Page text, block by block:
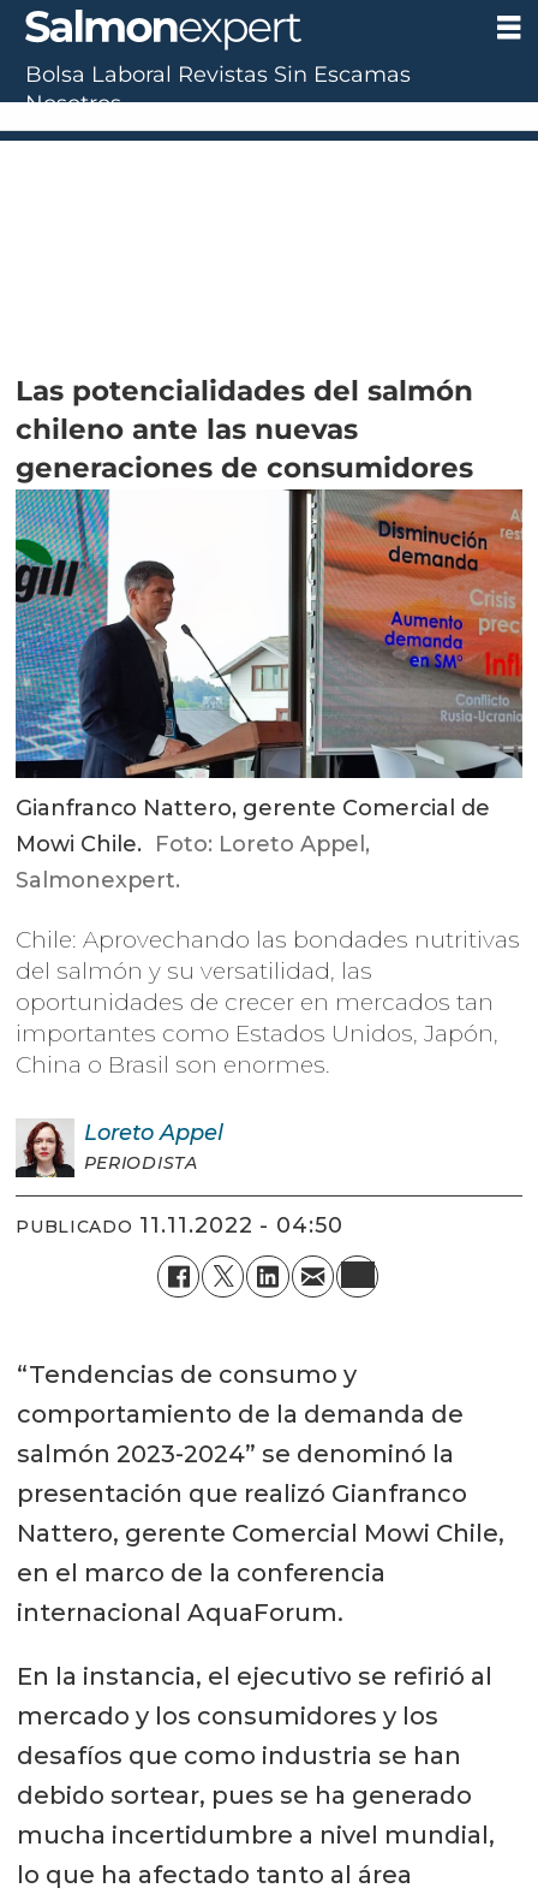
Las potencialidades del salmón
chileno ante las nuevas
generaciones de consumidores
Gianfranco Nattero, gerente Comercial de
Mowi Chile. Foto: Loreto Appel,
Salmonexpert.
Chile: Aprovechando las bondades nutritivas
del salmón y su versatilidad, las
oportunidades de crecer en mercados tan
importantes como Estados Unidos, Japón,
China o Brasil son enormes.
Loreto Appel
PERIODISTA
PUBLICADO 11.11.2022 - 04:50
“Tendencias de consumo y
comportamiento de la demanda de
salmón 2023-2024” se denominó la
presentación que realizó Gianfranco
Nattero, gerente Comercial Mowi Chile,
en el marco de la conferencia
internacional AquaForum.
En la instancia, el ejecutivo se refirió al
mercado y los consumidores y los
desafíos que como industria se han
debido sortear, pues se ha generado
mucha incertidumbre a nivel mundial,
lo que ha afectado tanto al área
Bolsa Laboral Revistas Sin Escamas
Nosotros